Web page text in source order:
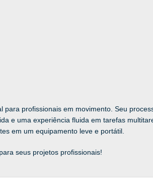
profissionais em movimento. Seu
e uma experiência fluida em tarefas
em um equipamento leve e portátil.
seus projetos profissionais!